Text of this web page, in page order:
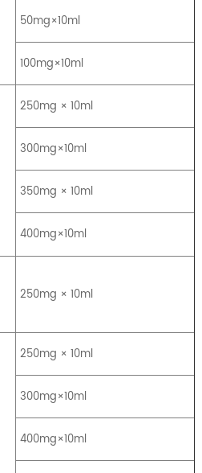
50mg×10ml
100mg×10ml
250mg × 10ml
300mg×10ml
350mg × 10ml
400mg×10ml
250mg × 10ml
250mg × 10ml
300mg×10ml
400mg×10ml